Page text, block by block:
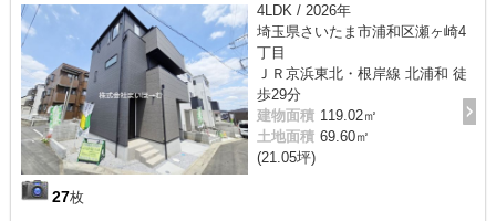
27枚
4LDK / 2026年
埼玉県さいたま市浦和区瀬ヶ崎4
丁目
ＪＲ京浜東北・根岸線 北浦和 徒
歩29分
建物面積 119.02㎡
土地面積 69.60㎡
(21.05坪)